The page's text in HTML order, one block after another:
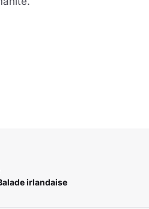
irlandaise